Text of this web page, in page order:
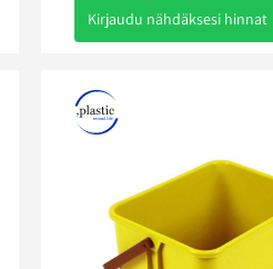
Kirjaudu nähdäksesi hinnat